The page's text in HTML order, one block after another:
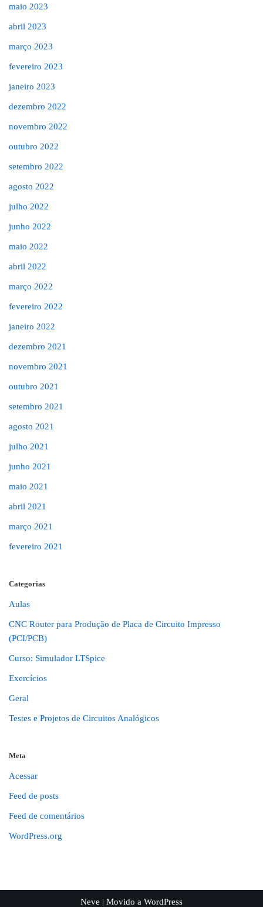
maio 2023
abril 2023
março 2023
fevereiro 2023
janeiro 2023
dezembro 2022
novembro 2022
outubro 2022
setembro 2022
agosto 2022
julho 2022
junho 2022
maio 2022
abril 2022
março 2022
fevereiro 2022
janeiro 2022
dezembro 2021
novembro 2021
outubro 2021
setembro 2021
agosto 2021
julho 2021
junho 2021
maio 2021
abril 2021
março 2021
fevereiro 2021
Categorias
Aulas
CNC Router para Produção de Placa de Circuito Impresso
(PCI/PCB)
Curso: Simulador LTSpice
Exercícios
Geral
Testes e Projetos de Circuitos Analógicos
Meta
Acessar
Feed de posts
Feed de comentários
WordPress.org
Neve | Movido a WordPress